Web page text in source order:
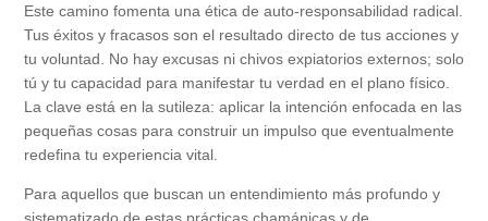
Este camino fomenta una ética de auto-responsabilidad radical.
Tus éxitos y fracasos son el resultado directo de tus acciones y
tu voluntad. No hay excusas ni chivos expiatorios externos; solo
tú y tu capacidad para manifestar tu verdad en el plano físico.
La clave está en la sutileza: aplicar la intención enfocada en las
pequeñas cosas para construir un impulso que eventualmente
redefina tu experiencia vital.
Para aquellos que buscan un entendimiento más profundo y
sistematizado de estas prácticas chamánicas y de